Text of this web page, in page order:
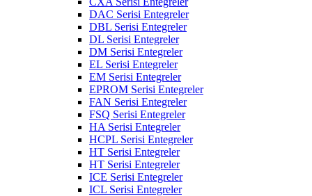
DAC Serisi Entegreler
DBL Serisi Entegreler
DL Serisi Entegreler
DM Serisi Entegreler
EL Serisi Entegreler
EM Serisi Entegreler
EPROM Serisi Entegreler
FAN Serisi Entegreler
FSQ Serisi Entegreler
HA Serisi Entegreler
HCPL Serisi Entegreler
HT Serisi Entegreler
HT Serisi Entegreler
ICE Serisi Entegreler
ICL Serisi Entegreler